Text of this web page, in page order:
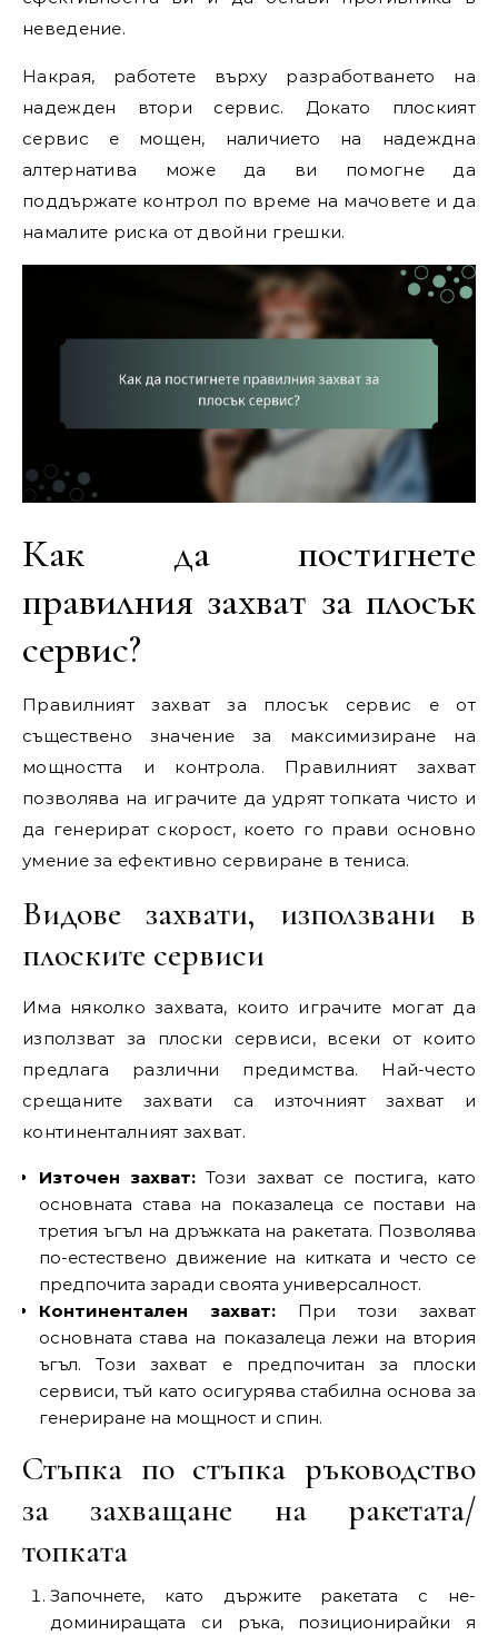
неведение.
Накрая, работете върху разработването на
надежден втори сервис. Докато плоският
сервис е мощен, наличието на надеждна
алтернатива може да ви помогне да
поддържате контрол по време на мачовете и да
намалите риска от двойни грешки.
Как да постигнете
правилния захват за плосък
сервис?
Правилният захват за плосък сервис е от
съществено значение за максимизиране на
мощността и контрола. Правилният захват
позволява на играчите да удрят топката чисто и
да генерират скорост, което го прави основно
умение за ефективно сервиране в тениса.
Видове захвати, използвани в
плоските сервиси
Има няколко захвата, които играчите могат да
използват за плоски сервиси, всеки от които
предлага различни предимства. Най-често
срещаните захвати са източният захват и
континенталният захват.
Източен захват: Този захват се постига, като
основната става на показалеца се постави на
третия ъгъл на дръжката на ракетата. Позволява
по-естествено движение на китката и често се
предпочита заради своята универсалност.
Континентален захват: При този захват
основната става на показалеца лежи на втория
ъгъл. Този захват е предпочитан за плоски
сервиси, тъй като осигурява стабилна основа за
генериране на мощност и спин.
Стъпка по стъпка ръководство
за захващане на ракетата/
топката
Започнете, като държите ракетата с не-
доминиращата си ръка, позиционирайки я